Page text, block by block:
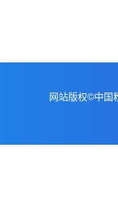
网站版权©中国